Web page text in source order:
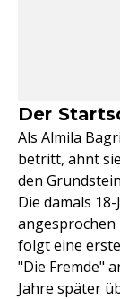
Der
Als Almila
betritt, ahnt
den
Die damals
angesprochen
folgt eine
"Die Fremde"
Jahre später